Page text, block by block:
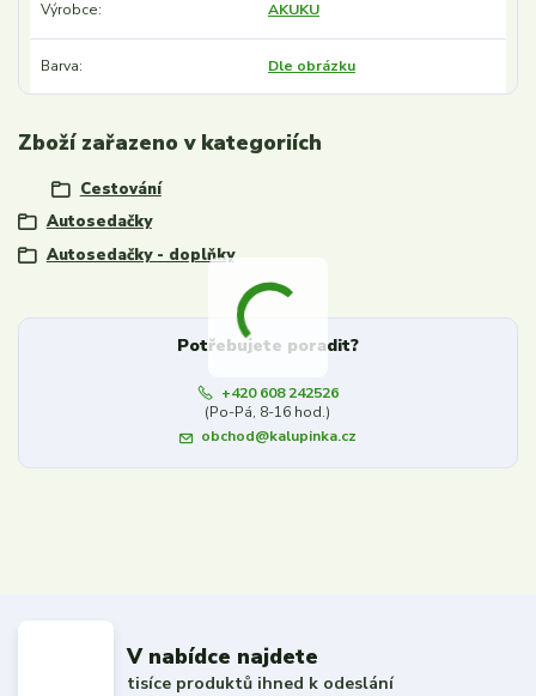
Výrobce AKUKU
Barva Dle obrázku
Zboží zařazeno v kategoriích
Cestování
Autosedačky
Autosedačky - doplňky
Potřebujete poradit?
+420 608 242526
(Po-Pá, 8-16 hod.)
obchod@kalupinka.cz
V nabídce najdete
tisíce produktů ihned k odeslání